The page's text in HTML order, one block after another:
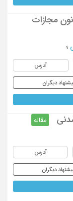
مجازات
؛
آدرس
دیگران
مقاله
آدرس
دیگران